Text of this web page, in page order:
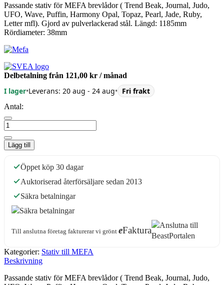
Passande stativ för MEFA brevlådor ( Trend Beak, Journal, Judo,
UFO, Wave, Puffin, Harmony Opal, Topaz, Pearl, Jade, Ruby,
Letter mfl). Gjord av pulverlackerad stål. Längd: 1185mm
Rördiameter: 38mm
Delbetalning från 121,00 kr / månad
I lager•Leverans: 20 aug - 24 aug• Fri frakt
Antal:
Lägg till
Öppet köp 30 dagar
Auktoriserad återförsäljare sedan 2013
Säkra betalningar
Till anslutna företag fakturerar vi grönt eFaktura
Kategorier: Stativ till MEFA
Beskrivning
Passande stativ för MEFA brevlådor ( Trend Beak, Journal, Judo,